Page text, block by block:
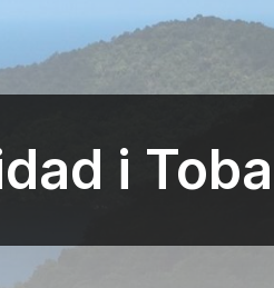
i